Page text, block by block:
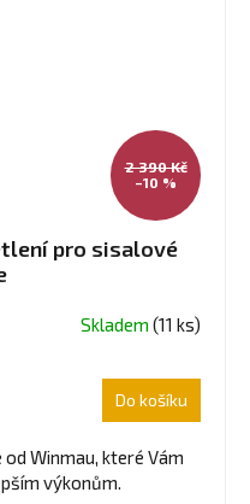
2 390 Kč
–10 %
pro sisalové
Skladem(11 ks)
Do košíku
Winmau, které Vám
výkonům.